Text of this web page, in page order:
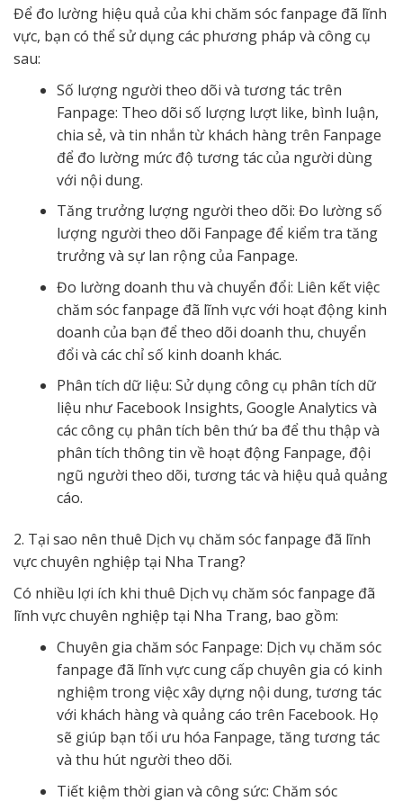
Để đo lường hiệu quả của khi chăm sóc fanpage đã lĩnh
vực, bạn có thể sử dụng các phương pháp và công cụ
sau:
Số lượng người theo dõi và tương tác trên
Fanpage: Theo dõi số lượng lượt like, bình luận,
chia sẻ, và tin nhắn từ khách hàng trên Fanpage
để đo lường mức độ tương tác của người dùng
với nội dung.
Tăng trưởng lượng người theo dõi: Đo lường số
lượng người theo dõi Fanpage để kiểm tra tăng
trưởng và sự lan rộng của Fanpage.
Đo lường doanh thu và chuyển đổi: Liên kết việc
chăm sóc fanpage đã lĩnh vực với hoạt động kinh
doanh của bạn để theo dõi doanh thu, chuyển
đổi và các chỉ số kinh doanh khác.
Phân tích dữ liệu: Sử dụng công cụ phân tích dữ
liệu như Facebook Insights, Google Analytics và
các công cụ phân tích bên thứ ba để thu thập và
phân tích thông tin về hoạt động Fanpage, đội
ngũ người theo dõi, tương tác và hiệu quả quảng
cáo.
2. Tại sao nên thuê Dịch vụ chăm sóc fanpage đã lĩnh
vực chuyên nghiệp tại Nha Trang?
Có nhiều lợi ích khi thuê Dịch vụ chăm sóc fanpage đã
lĩnh vực chuyên nghiệp tại Nha Trang, bao gồm:
Chuyên gia chăm sóc Fanpage: Dịch vụ chăm sóc
fanpage đã lĩnh vực cung cấp chuyên gia có kinh
nghiệm trong việc xây dựng nội dung, tương tác
với khách hàng và quảng cáo trên Facebook. Họ
sẽ giúp bạn tối ưu hóa Fanpage, tăng tương tác
và thu hút người theo dõi.
Tiết kiệm thời gian và công sức: Chăm sóc